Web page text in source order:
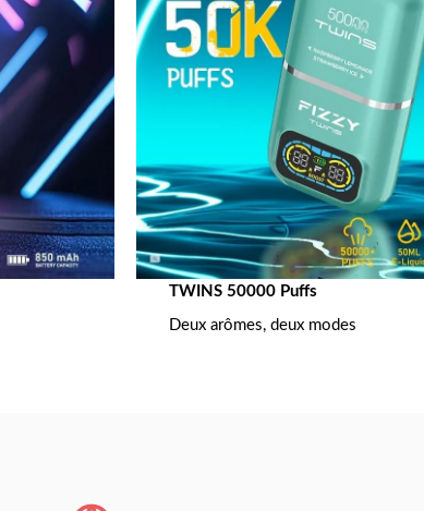
TWINS 50000 Puffs
Deux arômes, deux modes